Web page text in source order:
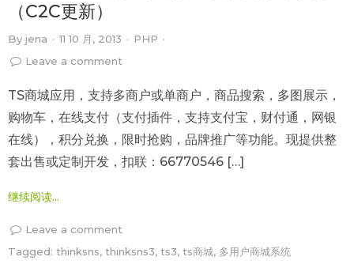
（C2C更新）
By jena · 11 10 月, 2013 · PHP ·
Leave a comment
TS商城应用，支持多商户或单商户，商品搜索，多图展示，
购物车，在线支付（支付插件，支持支付宝，财付通，网银
在线），积分兑换，限时抢购，品牌推广等功能。现提供整
套出售或定制开发，扣联：66770546 […]
继续阅读...
Leave a comment
Tagged: thinksns, thinksns3, ts3, ts商城, 多用户商城系统